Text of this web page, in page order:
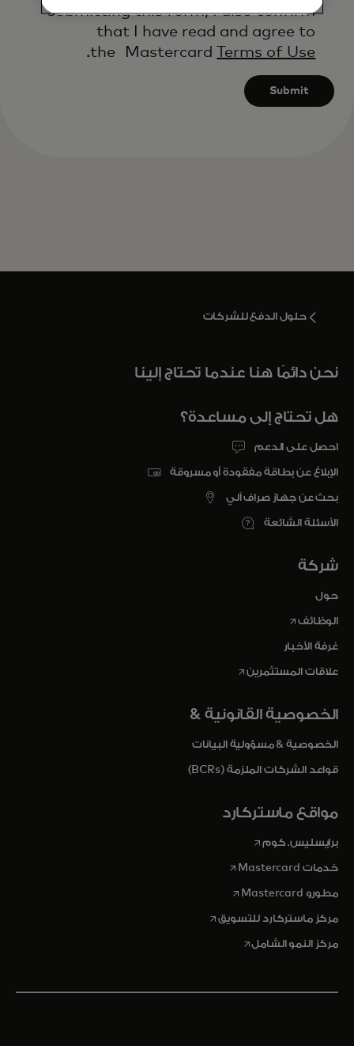
submitting this form, I also confirm
that I have read and agree to
the MastercardTerms of Use
.
Submit
حلول الدفع للشركات
نحن دائمًا هنا عندما تحتاج إلينا
هل تحتاج إلى مساعدة؟
احصل على الدعم
الإبلاغ عن بطاقة مفقودة أو مسروقة
بحث عن جهاز صراف آلي
الأسئلة الشائعة
شركة
حول
الوظائفopens in a new tab
غرفة الأخبار
علاقات المستثمرينopens in a new tab
الخصوصية القانونية &
الخصوصية & مسؤولية البيانات
قواعد الشركات الملزمة (BCRs)
مواقع ماستركارد
برايسليس. كومopens in a new tab
خدمات Mastercard opens in a new tab
مطورو Mastercard opens in a new tab
مركز ماستركارد للتسويقopens in a new tab
مركز النمو الشاملopens in a new tab